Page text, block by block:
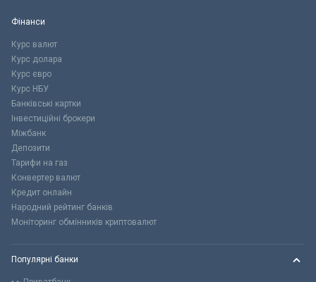
Фінанси
Курс валют
Курс долара
Курс євро
Курс НБУ
Банківські картки
Інвестиційні брокери
Міжбанк
Депозити
Тарифи на газ
Конвертер валют
Кредит онлайн
Народний рейтинг банків
Моніторинг обмінників криптовалют
Популярні банки